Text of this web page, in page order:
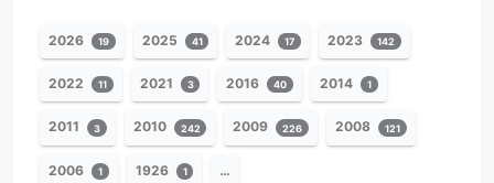
2026 19 2025 41 2024 17 2023 142
2022 11 2021 3 2016 40 2014 1
2011 3 2010 242 2009 226 2008 121
2006 1 1926 1 …